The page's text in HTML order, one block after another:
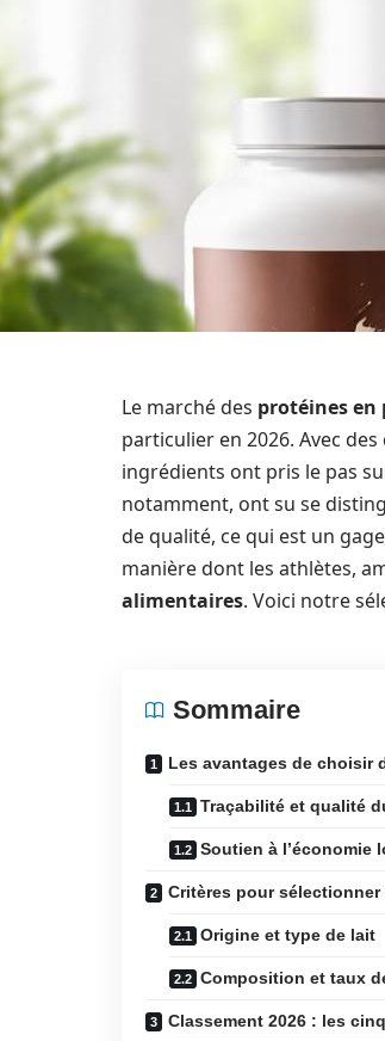
Le marché des protéines en
particulier en 2026. Avec
ingrédients ont pris le pas
notamment, ont su se
de qualité, ce qui est un
manière dont les athlètes,
alimentaires. Voici notre
Sommaire
Les avantages de choisir
Traçabilité et qualité
Soutien à l’économie
Critères pour
Origine et type de lait
Composition et taux
Classement 2026 : les